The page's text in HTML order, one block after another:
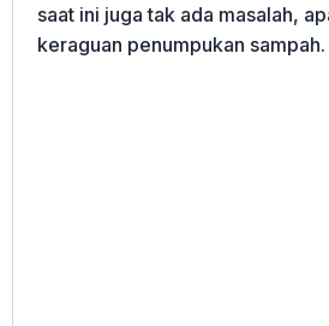
saat ini juga tak ada masalah,
keraguan penumpukan sampah.